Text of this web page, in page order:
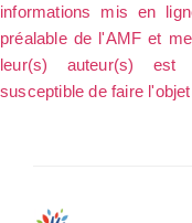
informations mis en
préalable de l'AMF et
leur(s) auteur(s) est
susceptible de faire